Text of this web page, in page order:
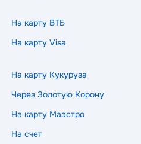
На карту ВТБ
На карту Visa
На карту Кукуруза
Через Золотую Корону
На карту Маэстро
На счет